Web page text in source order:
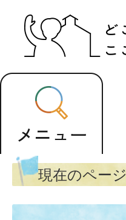
現在のページ